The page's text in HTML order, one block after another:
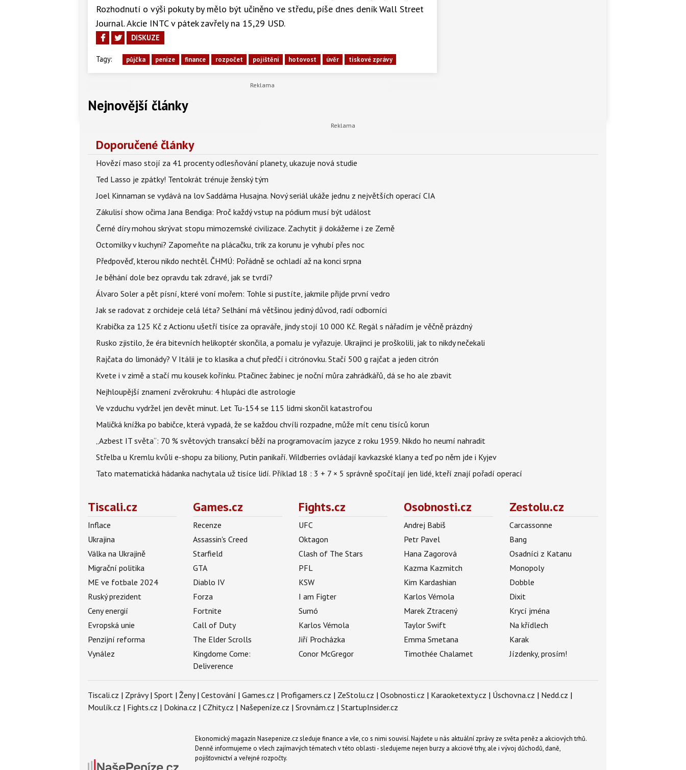
Rozhodnutí o výši pokuty by mělo být učiněno ve středu, píše dnes deník Wall Street
Journal. Akcie INTC v pátek zavřely na 15,29 USD.
DISKUZE
Tagy: půjčka peníze finance rozpočet pojištění hotovost úvěr tiskové zprávy
Nejnovější články
Doporučené články
Hovězí maso stojí za 41 procenty odlesňování planety, ukazuje nová studie
Ted Lasso je zpátky! Tentokrát trénuje ženský tým
Joel Kinnaman se vydává na lov Saddáma Husajna. Nový seriál ukáže jednu z největších operací CIA
Zákulisí show očima Jana Bendiga: Proč každý vstup na pódium musí být událost
Černé díry mohou skrývat stopu mimozemské civilizace. Zachytit ji dokážeme i ze Země
Octomilky v kuchyni? Zapomeňte na plácačku, trik za korunu je vyhubí přes noc
Předpověď, kterou nikdo nechtěl. ČHMÚ: Pořádně se ochladí až na konci srpna
Je běhání dole bez opravdu tak zdravé, jak se tvrdí?
Álvaro Soler a pět písní, které voní mořem: Tohle si pustíte, jakmile přijde první vedro
Jak se radovat z orchideje celá léta? Selhání má většinou jediný důvod, radí odborníci
Krabička za 125 Kč z Actionu ušetří tisíce za opraváře, jindy stojí 10 000 Kč. Regál s nářadím je věčně prázdný
Rusko zjistilo, že éra bitevních helikoptér skončila, a pomalu je vyřazuje. Ukrajinci je proškolili, jak to nikdy nečekali
Rajčata do limonády? V Itálii je to klasika a chuť předčí i citrónovku. Stačí 500 g rajčat a jeden citrón
Kvete i v zimě a stačí mu kousek kořínku. Ptačinec žabinec je noční můra zahrádkářů, dá se ho ale zbavit
Nejhloupější znamení zvěrokruhu: 4 hlupáci dle astrologie
Ve vzduchu vydržel jen devět minut. Let Tu-154 se 115 lidmi skončil katastrofou
Maličká knížka po babičce, která vypadá, že se každou chvíli rozpadne, může mít cenu tisíců korun
„Azbest IT světa“: 70 % světových transakcí běží na programovacím jazyce z roku 1959. Nikdo ho neumí nahradit
Střelba u Kremlu kvůli e-shopu za biliony, Putin panikaří. Wildberries ovládají kavkazské klany a teď po něm jde i Kyjev
Tato matematická hádanka nachytala už tisíce lidí. Příklad 18 : 3 + 7 × 5 správně spočítají jen lidé, kteří znají pořadí operací
Tiscali.cz
Inflace
Ukrajina
Válka na Ukrajině
Migrační politika
ME ve fotbale 2024
Ruský prezident
Ceny energií
Evropská unie
Penzijní reforma
Vynález
Games.cz
Recenze
Assassin's Creed
Starfield
GTA
Diablo IV
Forza
Fortnite
Call of Duty
The Elder Scrolls
Kingdome Come:
Deliverence
Fights.cz
UFC
Oktagon
Clash of The Stars
PFL
KSW
I am Figter
Sumó
Karlos Vémola
Jiří Procházka
Conor McGregor
Osobnosti.cz
Andrej Babiš
Petr Pavel
Hana Zagorová
Kazma Kazmitch
Kim Kardashian
Karlos Vémola
Marek Ztracený
Taylor Swift
Emma Smetana
Timothée Chalamet
Zestolu.cz
Carcassonne
Bang
Osadníci z Katanu
Monopoly
Dobble
Dixit
Krycí jména
Na křídlech
Karak
Jízdenky, prosím!
Tiscali.cz | Zprávy| Sport | Ženy| Cestování | Games.cz | Profigamers.cz | ZeStolu.cz | Osobnosti.cz | Karaoketexty.cz | Úschovna.cz | Nedd.cz |
Moulík.cz | Fights.cz | Dokina.cz | CZhity.cz | Našepeníze.cz | Srovnám.cz | StartupInsider.cz
Ekonomický magazín Nasepenize.cz sleduje finance a vše, co s nimi souvisí. Najdete u nás aktuální zprávy ze světa peněz a akciových trhů.
Denně informujeme o všech zajímavých tématech v této oblasti - sledujeme nejen burzy a akciové trhy, ale i vývoj důchodů, daně,
pojišťovnictví a veřejné rozpočty.